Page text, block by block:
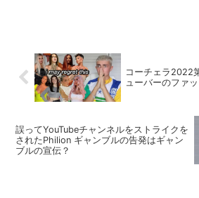
コーチェラ2022
ューバーのファ
誤ってYouTubeチャンネルをストライクを
されたPhilion ギャンブルの告発はギャン
ブルの宣伝？